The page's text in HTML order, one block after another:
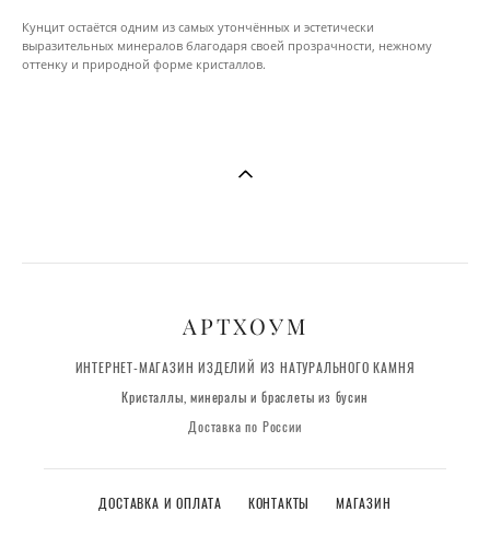
Кунцит остаётся одним из самых утончённых и эстетически
выразительных минералов благодаря своей прозрачности, нежному
оттенку и природной форме кристаллов.
АРТХОУМ
ИНТЕРНЕТ-МАГАЗИН ИЗДЕЛИЙ ИЗ НАТУРАЛЬНОГО КАМНЯ
Кристаллы, минералы и браслеты из бусин
Доставка по России
ДОСТАВКА И ОПЛАТА КОНТАКТЫ МАГАЗИН